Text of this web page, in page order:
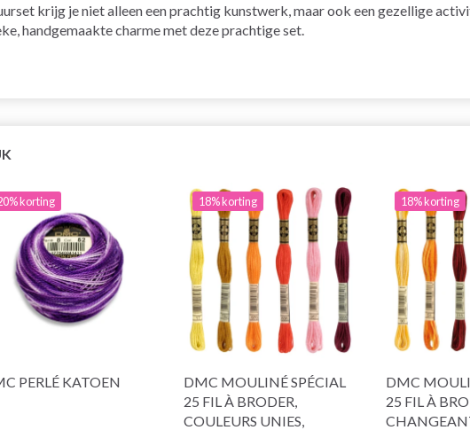
krijg je niet alleen een prachtig kunstwerk, maar ook een gezellige
handgemaakte charme met deze prachtige set.
korting
PERLÉ KATOEN
18% korting
DMC MOULINÉ SPÉCIAL
25 FIL À BRODER,
COULEURS UNIES,
18% korting
DMC
25 FIL À